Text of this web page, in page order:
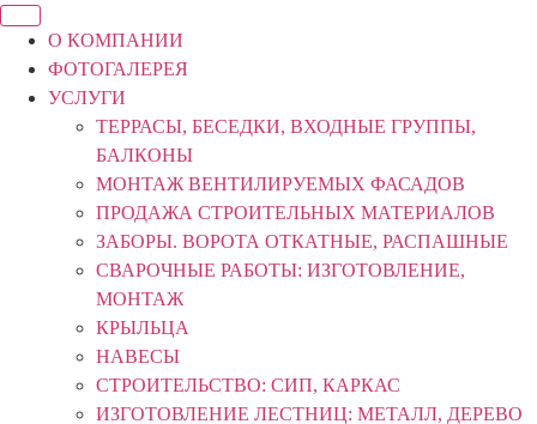
О КОМПАНИИ
ФОТОГАЛЕРЕЯ
УСЛУГИ
ТЕРРАСЫ, БЕСЕДКИ, ВХОДНЫЕ ГРУППЫ,
БАЛКОНЫ
МОНТАЖ ВЕНТИЛИРУЕМЫХ ФАСАДОВ
ПРОДАЖА СТРОИТЕЛЬНЫХ МАТЕРИАЛОВ
ЗАБОРЫ. ВОРОТА ОТКАТНЫЕ, РАСПАШНЫЕ
СВАРОЧНЫЕ РАБОТЫ: ИЗГОТОВЛЕНИЕ,
МОНТАЖ
КРЫЛЬЦА
НАВЕСЫ
СТРОИТЕЛЬСТВО: СИП, КАРКАС
ИЗГОТОВЛЕНИЕ ЛЕСТНИЦ: МЕТАЛЛ, ДЕРЕВО